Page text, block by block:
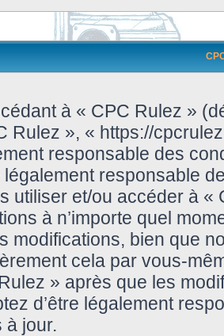
à « CPC Rulez »
Rulez », « https://
responsable des
légalement responsable
utiliser et/ou accéder à
à n’importe quel
modifications, bien que
cela par vous-
» après que les
d’être légalement
à jour.